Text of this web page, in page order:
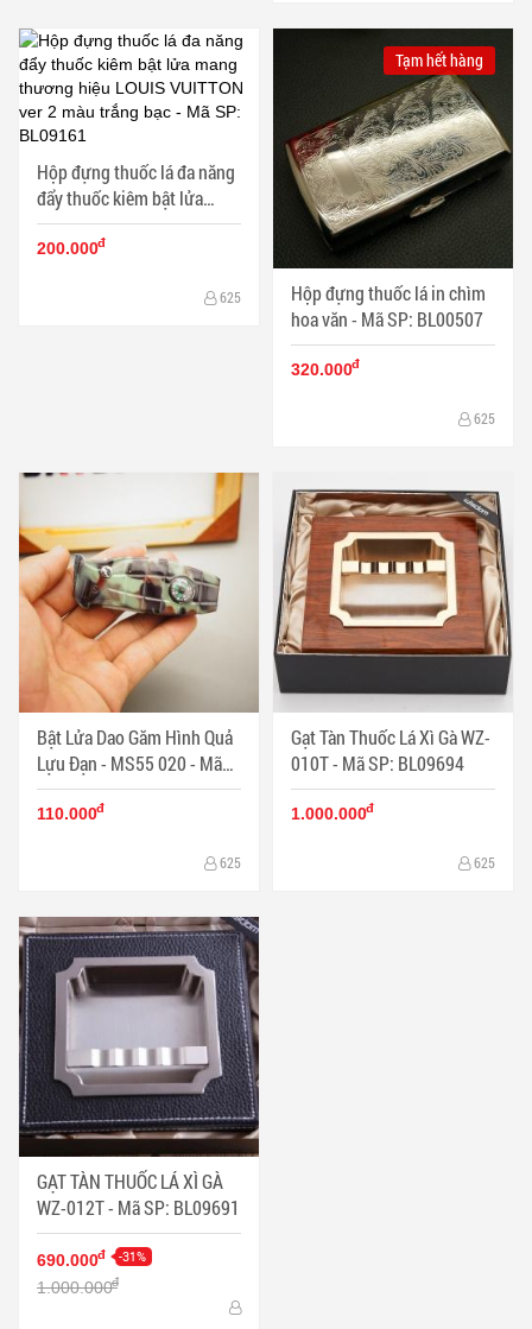
Hộp đựng thuốc lá đa năng
đẩy thuốc kiêm bật lửa
mang thương hiệu LOUIS
VUITTON ver 2 màu trắng
200.000đ
625
Hộp đựng thuốc lá in chìm
hoa văn - Mã SP: BL00507
Tạm hết hàng
320.000đ
625
Bật Lửa Dao Găm Hình Quả
Lựu Đạn - MS55 020 - Mã
SP: BL00050
110.000đ
625
Gạt Tàn Thuốc Lá Xì Gà WZ-
010T - Mã SP: BL09694
1.000.000đ
625
GẠT TÀN THUỐC LÁ XÌ GÀ
WZ-012T - Mã SP: BL09691
690.000đ -31%
1.000.000đ